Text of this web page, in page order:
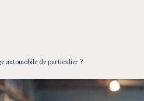
automobile de particulier ?